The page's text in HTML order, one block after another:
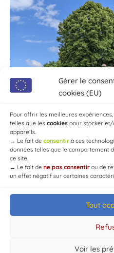
Gérer le
cookies (EU)
Pour offrir les meilleures
telles que les cookies pour stocker
appareils.
→ Le fait de consentir à ces
données telles que le comportement
ce site.
→ Le fait de ne pas consentir ou de
un effet négatif sur certaines
Tout
Voir les
© Mairie de Chaource [2004-
Developed by